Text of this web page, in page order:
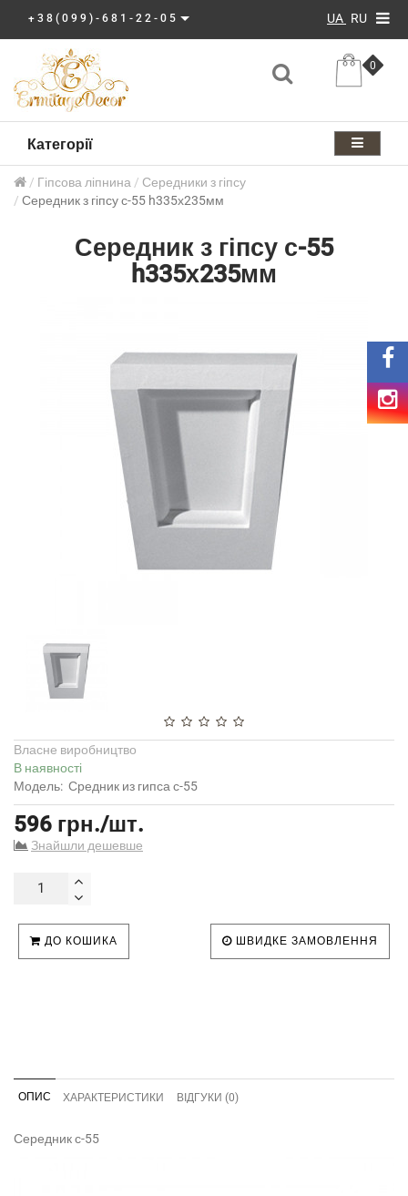
+38(099)-681-22-05 UA RU
0
Категорії
Гіпсова ліпнина
Середники з гіпсу
Середник з гіпсу с-55 h335х235мм
Середник з гіпсу с-55
h335х235мм
Власне виробництво
В наявності
Модель: Средник из гипса с-55
596 грн./шт.
Знайшли дешевше
ДО КОШИКА ШВИДКЕ ЗАМОВЛЕННЯ
ОПИС ХАРАКТЕРИСТИКИ ВІДГУКИ (0)
Середник с-55